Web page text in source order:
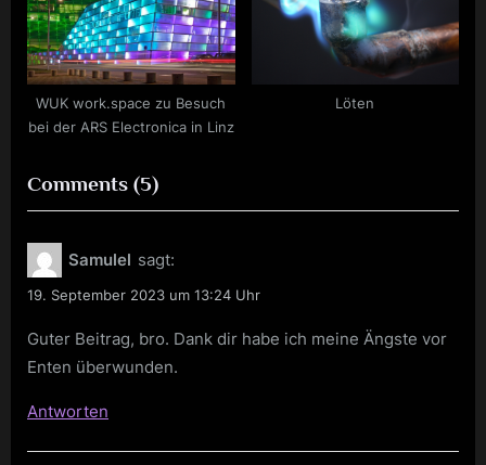
WUK work.space zu Besuch
bei der ARS Electronica in Linz
Löten
Comments (5)on
“Die
vor
Enten
/
The
Samulel sagt:
19. September 2023 um 13:24 Uhr
Guter Beitrag, bro. Dank dir habe ich meine Ängste vor
Enten überwunden.
Antworten